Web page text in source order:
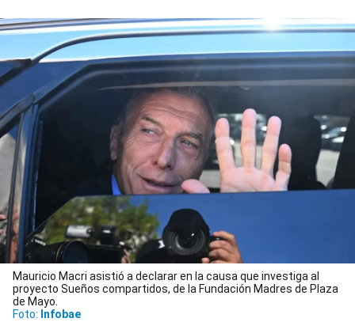
Mauricio Macri asistió a declarar en la causa que investiga al
proyecto Sueños compartidos, de la Fundación Madres de Plaza
de Mayo.
Foto: Infobae